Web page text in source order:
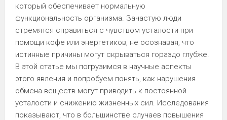
который обеспечивает нормальную
функциональность организма. Зачастую люди
стремятся справиться с чувством усталости при
помощи кофе или энергетиков, не осознавая, что
истинные причины могут скрываться гораздо глубже.
В этой статье мы погрузимся в научные аспекты
этого явления и попробуем понять, как нарушения
обмена веществ могут приводить к постоянной
усталости и снижению жизненных сил. Исследования
показывают, что в большинстве случаев повышения